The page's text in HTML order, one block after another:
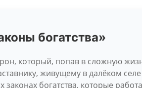
богатства»
который, попав в сложную
живущему в далёком
богатства, которые